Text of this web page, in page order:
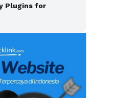
Plugins for